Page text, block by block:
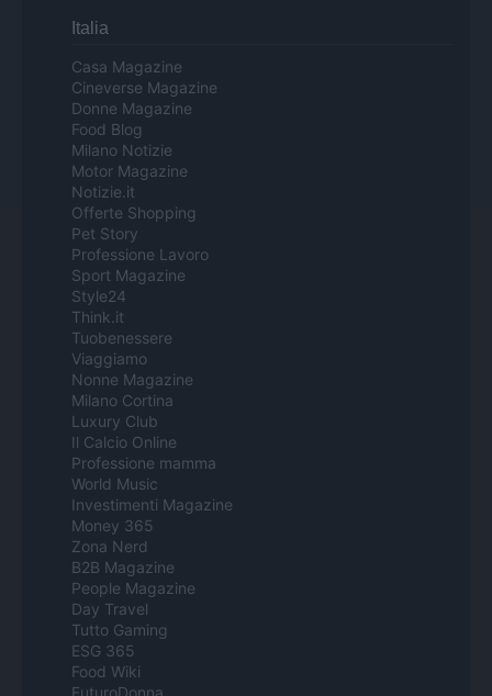
Italia
Casa Magazine
Cineverse Magazine
Donne Magazine
Food Blog
Milano Notizie
Motor Magazine
Notizie.it
Offerte Shopping
Pet Story
Professione Lavoro
Sport Magazine
Style24
Think.it
Tuobenessere
Viaggiamo
Nonne Magazine
Milano Cortina
Luxury Club
Il Calcio Online
Professione mamma
World Music
Investimenti Magazine
Money 365
Zona Nerd
B2B Magazine
People Magazine
Day Travel
Tutto Gaming
ESG 365
Food Wiki
FuturoDonna